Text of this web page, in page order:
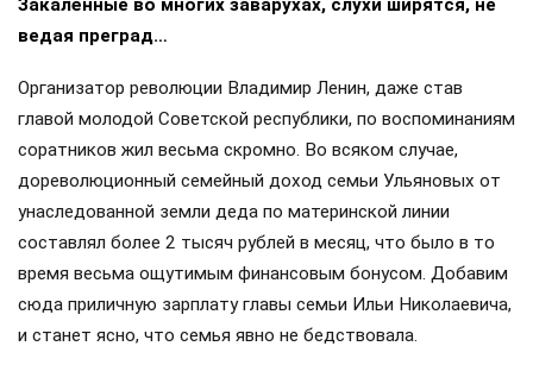
Закалённые во многих заварухах, слухи ширятся, не
ведая преград…
Организатор революции Владимир Ленин, даже став
главой молодой Советской республики, по воспоминаниям
соратников жил весьма скромно. Во всяком случае,
дореволюционный семейный доход семьи Ульяновых от
унаследованной земли деда по материнской линии
составлял более 2 тысяч рублей в месяц, что было в то
время весьма ощутимым финансовым бонусом. Добавим
сюда приличную зарплату главы семьи Ильи Николаевича,
и станет ясно, что семья явно не бедствовала.